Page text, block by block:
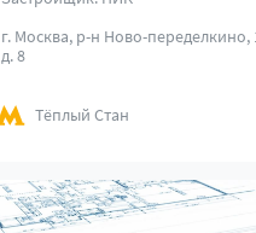
г. Москва, р-н Ново-переделкино,
д. 8
Тёплый Стан